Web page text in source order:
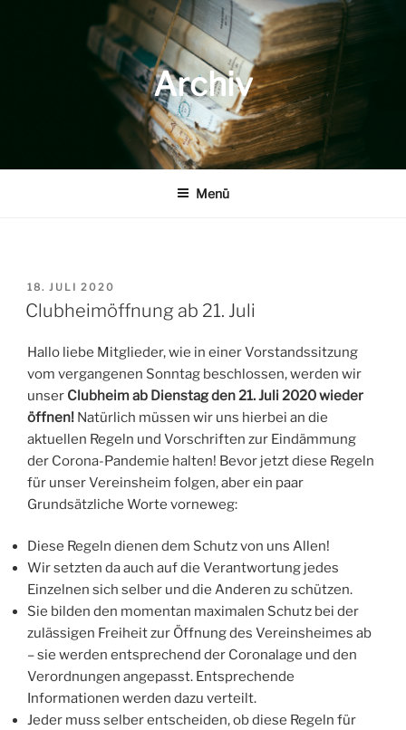
Archiv
Menü
VERÖFFENTLICHT
AM
18. JULI 2020
Clubheimöffnung ab 21. Juli
Hallo liebe Mitglieder, wie in einer Vorstandssitzung
vom vergangenen Sonntag beschlossen, werden wir
unser Clubheim ab Dienstag den 21. Juli 2020 wieder
öffnen! Natürlich müssen wir uns hierbei an die
aktuellen Regeln und Vorschriften zur Eindämmung
der Corona-Pandemie halten! Bevor jetzt diese Regeln
für unser Vereinsheim folgen, aber ein paar
Grundsätzliche Worte vorneweg:
Diese Regeln dienen dem Schutz von uns Allen!
Wir setzten da auch auf die Verantwortung jedes
Einzelnen sich selber und die Anderen zu schützen.
Sie bilden den momentan maximalen Schutz bei der
zulässigen Freiheit zur Öffnung des Vereinsheimes ab
– sie werden entsprechend der Coronalage und den
Verordnungen angepasst. Entsprechende
Informationen werden dazu verteilt.
Jeder muss selber entscheiden, ob diese Regeln für